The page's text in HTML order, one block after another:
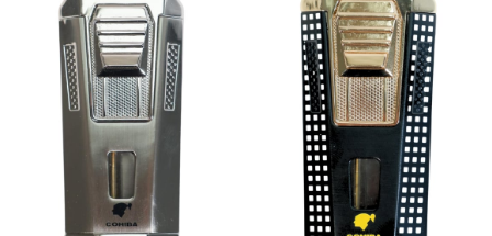
%30İndirim
%30İndirim